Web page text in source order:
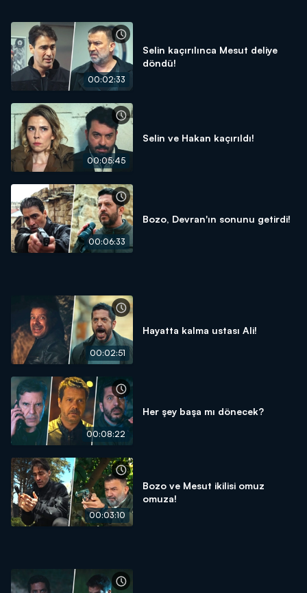
00:02:33
Selin kaçırılınca Mesut deliye
döndü!
00:05:45
Selin ve Hakan kaçırıldı!
00:06:33
Bozo, Devran'ın sonunu getirdi!
00:02:51
Hayatta kalma ustası Ali!
00:08:22
Her şey başa mı dönecek?
00:03:10
Bozo ve Mesut ikilisi omuz
omuza!